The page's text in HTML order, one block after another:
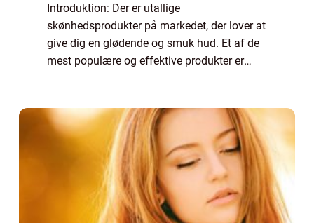
Introduktion: Der er utallige
skønhedsprodukter på markedet, der lover at
give dig en glødende og smuk hud. Et af de
mest populære og effektive produkter er
hvorfo...